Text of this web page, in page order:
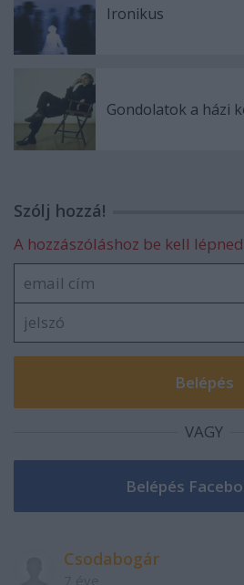
Ironikus
Gondolatok a házi
Szólj hozzá!
A hozzászóláshoz be kell
VAGY
Csodabogár